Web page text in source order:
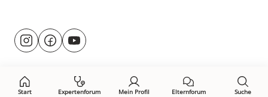
Start Expertenforum Mein Profil Elternforum Suche
Besuche
uns@rund.ums.baby
facebook.com/rundumsbaby.de
youtube.com/@rundumsbaby_